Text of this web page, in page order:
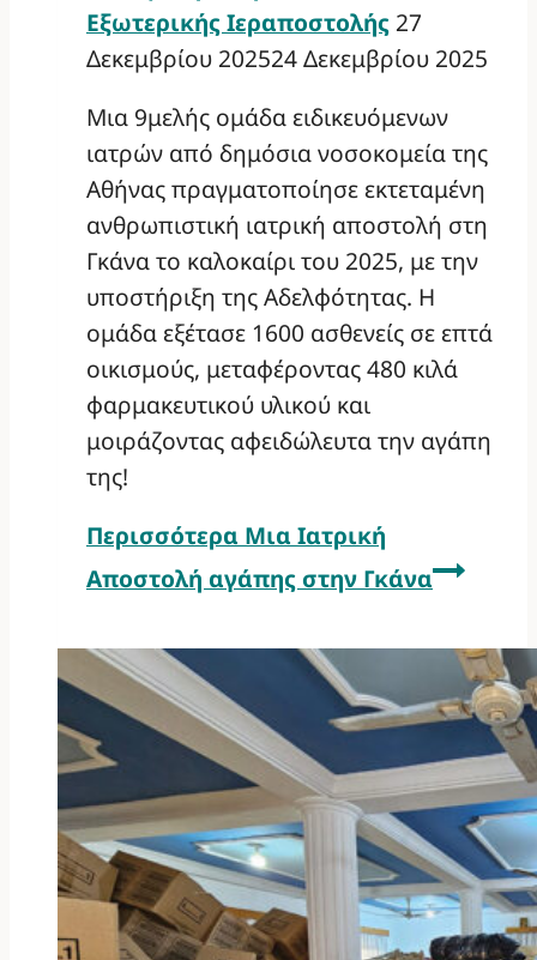
Εξωτερικής Ιεραποστολής 27
Δεκεμβρίου 202524 Δεκεμβρίου 2025
Μια 9μελής ομάδα ειδικευόμενων
ιατρών από δημόσια νοσοκομεία της
Αθήνας πραγματοποίησε εκτεταμένη
ανθρωπιστική ιατρική αποστολή στη
Γκάνα το καλοκαίρι του 2025, με την
υποστήριξη της Αδελφότητας. Η
ομάδα εξέτασε 1600 ασθενείς σε επτά
οικισμούς, μεταφέροντας 480 κιλά
φαρμακευτικού υλικού και
μοιράζοντας αφειδώλευτα την αγάπη
της!
Περισσότερα Μια Ιατρική
Αποστολή αγάπης στην Γκάνα